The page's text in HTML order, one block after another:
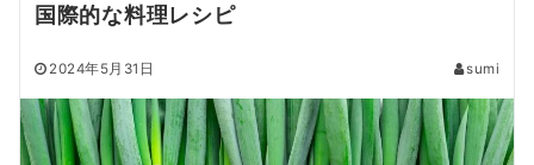
国際的な料理レシピ
2024年5月31日 sumi